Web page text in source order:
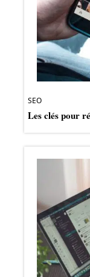
SEO
Les clés pour